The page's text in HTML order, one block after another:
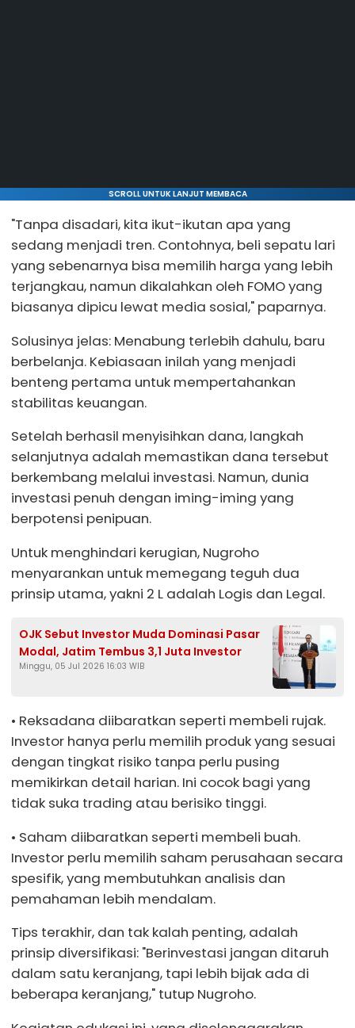
SCROLL UNTUK LANJUT MEMBACA
"Tanpa disadari, kita ikut-ikutan apa yang
sedang menjadi tren. Contohnya, beli sepatu lari
yang sebenarnya bisa memilih harga yang lebih
terjangkau, namun dikalahkan oleh FOMO yang
biasanya dipicu lewat media sosial," paparnya.
Solusinya jelas: Menabung terlebih dahulu, baru
berbelanja. Kebiasaan inilah yang menjadi
benteng pertama untuk mempertahankan
stabilitas keuangan.
Setelah berhasil menyisihkan dana, langkah
selanjutnya adalah memastikan dana tersebut
berkembang melalui investasi. Namun, dunia
investasi penuh dengan iming-iming yang
berpotensi penipuan.
Untuk menghindari kerugian, Nugroho
menyarankan untuk memegang teguh dua
prinsip utama, yakni 2 L adalah Logis dan Legal.
OJK Sebut Investor Muda Dominasi Pasar
Modal, Jatim Tembus 3,1 Juta Investor
Minggu, 05 Jul 2026 16:03 WIB
• Reksadana diibaratkan seperti membeli rujak.
Investor hanya perlu memilih produk yang sesuai
dengan tingkat risiko tanpa perlu pusing
memikirkan detail harian. Ini cocok bagi yang
tidak suka trading atau berisiko tinggi.
• Saham diibaratkan seperti membeli buah.
Investor perlu memilih saham perusahaan secara
spesifik, yang membutuhkan analisis dan
pemahaman lebih mendalam.
Tips terakhir, dan tak kalah penting, adalah
prinsip diversifikasi: "Berinvestasi jangan ditaruh
dalam satu keranjang, tapi lebih bijak ada di
beberapa keranjang," tutup Nugroho.